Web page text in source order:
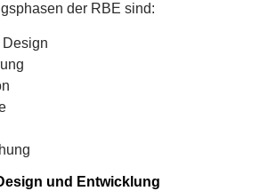
der RBE sind:
Design
und Entwicklung